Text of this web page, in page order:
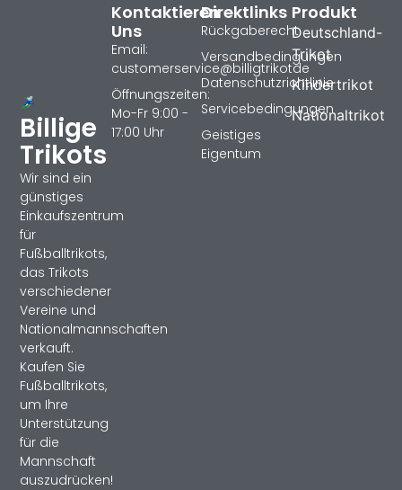
Billige
Trikots
Wir sind ein
günstiges
Einkaufszentrum
für
Fußballtrikots,
das Trikots
verschiedener
Vereine und
Nationalmannschaften
verkauft.
Kaufen Sie
Fußballtrikots,
um Ihre
Unterstützung
für die
Mannschaft
auszudrücken!
Produkt
Deutschland-
Trikot
Kindertrikot
Nationaltrikot
Direktlinks
Rückgaberecht
Versandbedingungen
Datenschutzrichtlinie
Servicebedingungen
Geistiges
Eigentum
Kontaktieren
Uns
Email:
customerservice@billigtrikotde
Öffnungszeiten:
Mo-Fr 9:00 -
17:00 Uhr